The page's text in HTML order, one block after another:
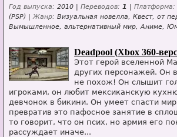
Год выпуска: 2010 | Переводов: 1 | Платформа:
(PSP) | Жанр: Визуальная новелла, Квест, от
Вымышленное, альтернативный мир, Аниме,
Deadpool (Xbox 360-
Этот герой вселенной
других персонажей. Он
не похож! Он слышит
игроками, он любит мексиканскую
девчонок в бикини. Он умеет спасти
превратив это пафосное занятие в
то говорит, что он псих, но армия его
рассуждает иначе...